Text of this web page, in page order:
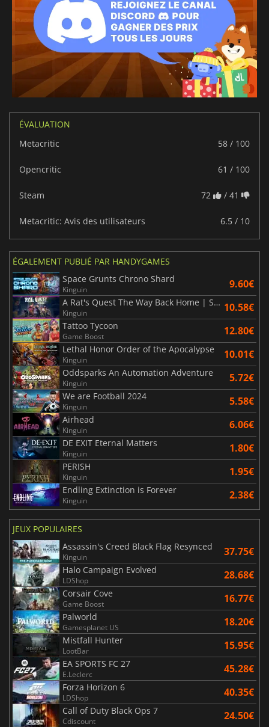
ÉVALUATION
Metacritic
58 / 100
Opencritic 61 / 100
Steam 72 / 41
Metacritic: Avis des utilisateurs 6.5 / 10
ÉGALEMENT PUBLIÉ PAR HANDYGAMES
Space Grunts Chrono Shard
Kinguin 9.60€
A Rat's Quest The Way Back Home | Season 1
Kinguin 10.58€
Tattoo Tycoon
Game Boost 12.80€
Lethal Honor Order of the Apocalypse
Kinguin 10.01€
Oddsparks An Automation Adventure
Kinguin 5.72€
We are Football 2024
Kinguin 5.58€
Airhead
Kinguin 6.06€
DE EXIT Eternal Matters
Kinguin 1.80€
PERISH
Kinguin 1.95€
Endling Extinction is Forever
Kinguin 2.38€
JEUX POPULAIRES
Assassin's Creed Black Flag Resynced
Kinguin 37.75€
Halo Campaign Evolved
LDShop 28.68€
Corsair Cove
Game Boost 16.77€
Palworld
Gamesplanet US 18.20€
Mistfall Hunter
LootBar 15.95€
EA SPORTS FC 27
E.Leclerc 45.28€
Forza Horizon 6
LDShop 40.35€
Call of Duty Black Ops 7
Cdiscount 24.50€